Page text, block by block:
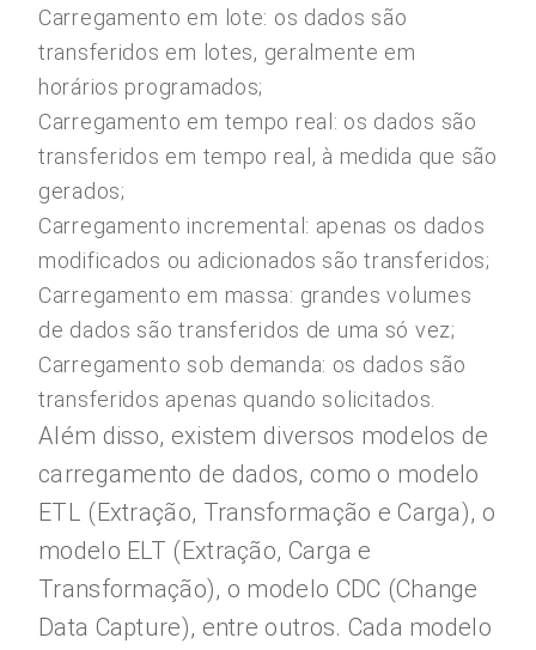
Carregamento em lote: os dados são
transferidos em lotes, geralmente em
horários programados;
Carregamento em tempo real: os dados são
transferidos em tempo real, à medida que são
gerados;
Carregamento incremental: apenas os dados
modificados ou adicionados são transferidos;
Carregamento em massa: grandes volumes
de dados são transferidos de uma só vez;
Carregamento sob demanda: os dados são
transferidos apenas quando solicitados.
Além disso, existem diversos modelos de
carregamento de dados, como o modelo
ETL (Extração, Transformação e Carga), o
modelo ELT (Extração, Carga e
Transformação), o modelo CDC (Change
Data Capture), entre outros. Cada modelo